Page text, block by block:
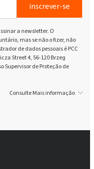
inscrever-se
a newsletter. O
mas se não o fizer, não
de dados pessoais é PCC
Street 4, 56-120 Brzeg
Supervisor de Proteção de
Consulte Mais informação